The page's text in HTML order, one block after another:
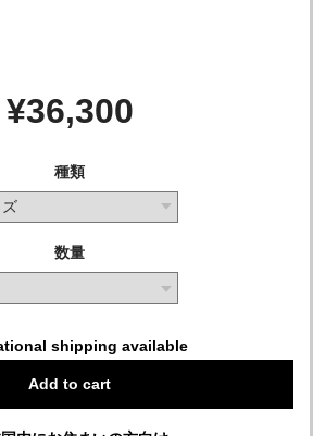
¥36,300
種類
数量
shipping available
Add to cart